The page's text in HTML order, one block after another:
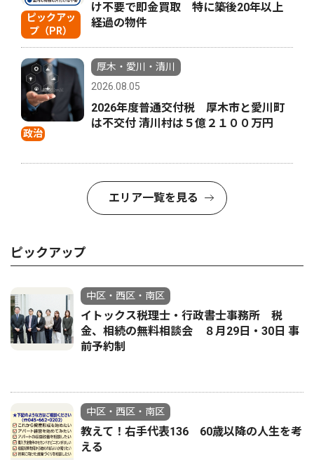
ピックアッ
プ（PR）
け不要で即金買取 特に築後20年以上
経過の物件
政治
厚木・愛川・清川
2026.08.05
2026年度普通交付税 厚木市と愛川町
は不交付 清川村は５億２１００万円
エリア一覧を見る
ピックアップ
中区・西区・南区
イトックス税理士・行政書士事務所 税
金、相続の無料相談会 ８月29日・30日 事
前予約制
中区・西区・南区
教えて！右手代表136 60歳以降の人生を考
える